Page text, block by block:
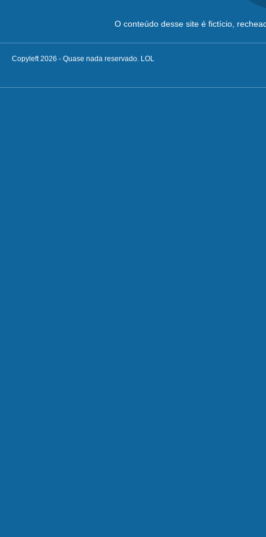
O conteúdo desse site é fictício,
Copyleft 2026 - Quase nada reservado. LOL